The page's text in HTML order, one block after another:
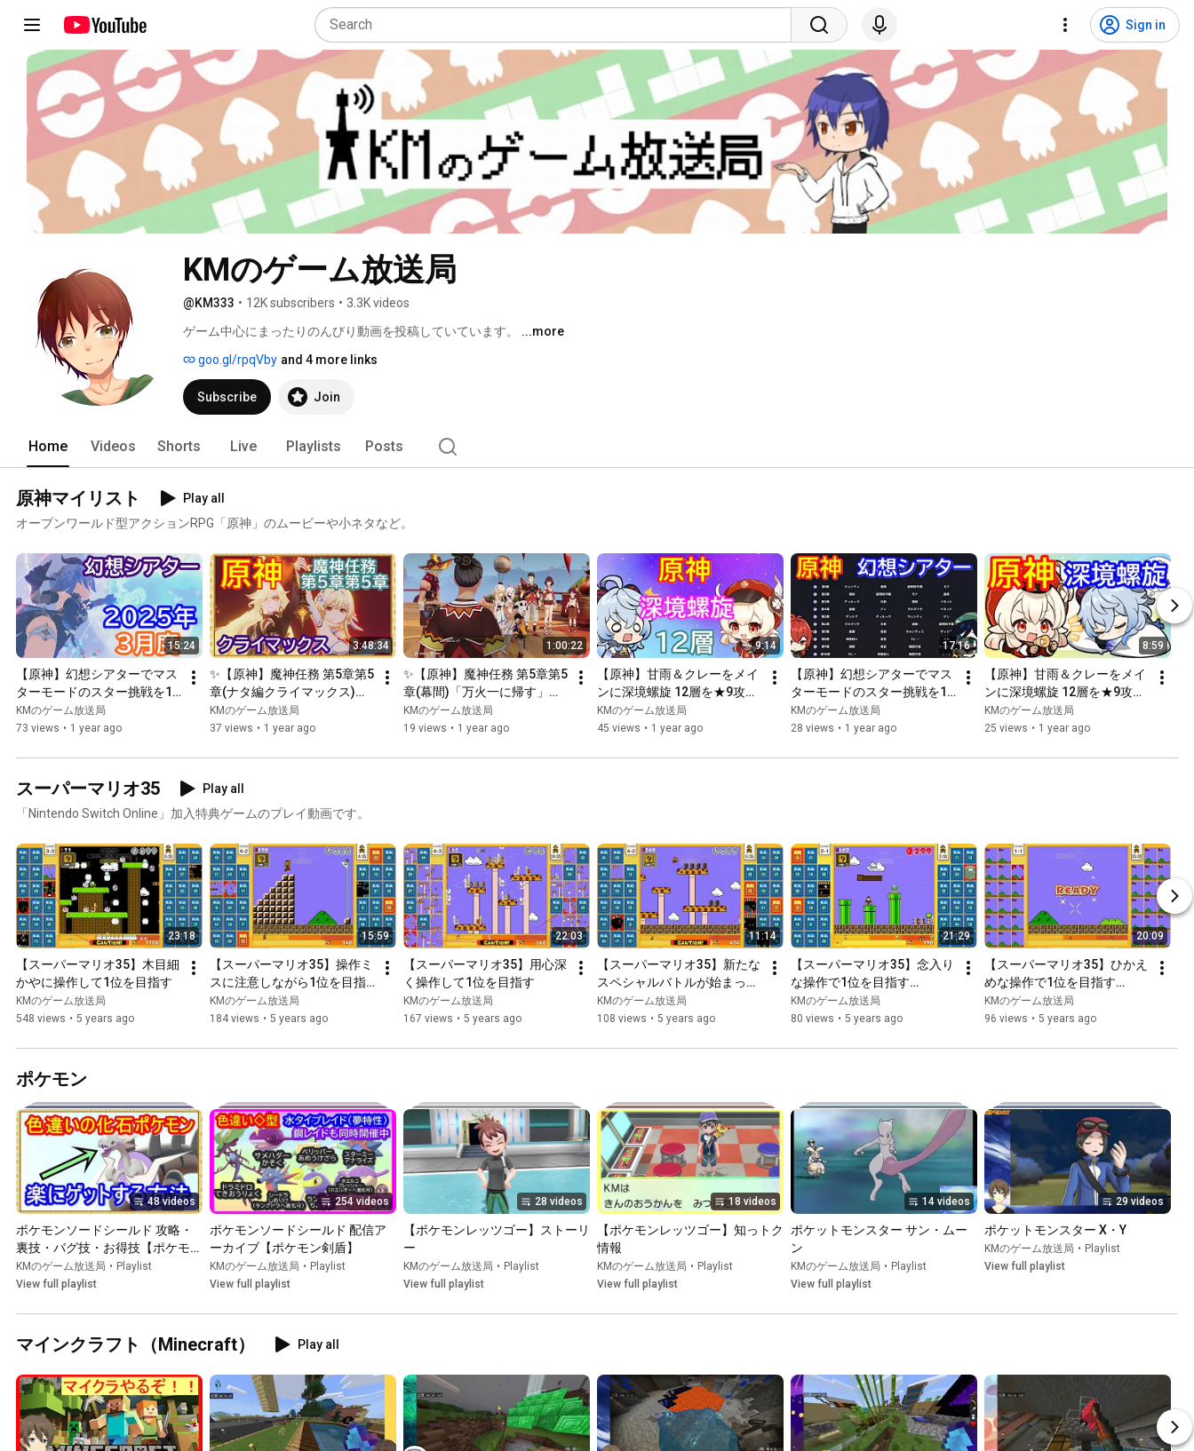
Sign in
KMのゲーム放送局
@KM333 • 12K subscribers • 3.3K videos
ゲーム中心にまったりのんびり動画を投稿していています。 ...more
goo.gl/rpqVby and 4 more links
Subscribe Join
Home Videos Shorts Live Playlists Posts
原神マイリスト
Play all
オープンワールド型アクションRPG「原神」のムービーや小ネタなど。
15:24
【原神】幻想シアターでマス
ターモードのスター挑戦を10
幕コンプリート (2025年3月
度)【Genshin】
KMのゲーム放送局
73 views • 1 year ago
3:48:34
✨【原神】魔神任務 第5章第5
章(ナタ編クライマックス)
「灼烈の反魂の詩」
【Genshin】
KMのゲーム放送局
37 views • 1 year ago
1:00:22
✨【原神】魔神任務 第5章第5
章(幕間)「万火一に帰す」
【Genshin】
KMのゲーム放送局
19 views • 1 year ago
9:14
【原神】甘雨＆クレーをメイ
ンに深境螺旋 12層を★9攻略
(2024年2月度)【Genshin】
KMのゲーム放送局
45 views • 1 year ago
17:16
【原神】幻想シアターでマス
ターモードのスター挑戦を10
幕コンプリート (2025年2月
度)【Genshin】
KMのゲーム放送局
28 views • 1 year ago
8:59
【原神】甘雨＆クレーをメイ
ンに深境螺旋 12層を★9攻略
(2024年1月度)【Genshin】
KMのゲーム放送局
25 views • 1 year ago
スーパーマリオ35
Play all
「Nintendo Switch Online」加入特典ゲームのプレイ動画です。
23:18
【スーパーマリオ35】木目細
かやに操作して1位を目指す
KMのゲーム放送局
548 views • 5 years ago
15:59
【スーパーマリオ35】操作ミ
スに注意しながら1位を目指
す
KMのゲーム放送局
184 views • 5 years ago
22:03
【スーパーマリオ35】用心深
く操作して1位を目指す
KMのゲーム放送局
167 views • 5 years ago
11:14
【スーパーマリオ35】新たな
スペシャルバトルが始まった
ので1位を目指す
KMのゲーム放送局
108 views • 5 years ago
21:29
【スーパーマリオ35】念入り
な操作で1位を目指す
【SUPER MARIO BROS 35】
KMのゲーム放送局
80 views • 5 years ago
20:09
【スーパーマリオ35】ひかえ
めな操作で1位を目指す
【SUPER MARIO BROS 35】
KMのゲーム放送局
96 views • 5 years ago
ポケモン
48 videos
ポケモンソードシールド 攻略・
裏技・バグ技・お得技【ポケモン
剣盾】
KMのゲーム放送局 • Playlist
View full playlist
254 videos
ポケモンソードシールド 配信ア
ーカイブ【ポケモン剣盾】
KMのゲーム放送局 • Playlist
View full playlist
28 videos
【ポケモンレッツゴー】ストーリ
ー
KMのゲーム放送局 • Playlist
View full playlist
18 videos
【ポケモンレッツゴー】知っトク
情報
KMのゲーム放送局 • Playlist
View full playlist
14 videos
ポケットモンスター サン・ムー
ン
KMのゲーム放送局 • Playlist
View full playlist
29 videos
ポケットモンスター X・Y
KMのゲーム放送局 • Playlist
View full playlist
マインクラフト（Minecraft） Play all